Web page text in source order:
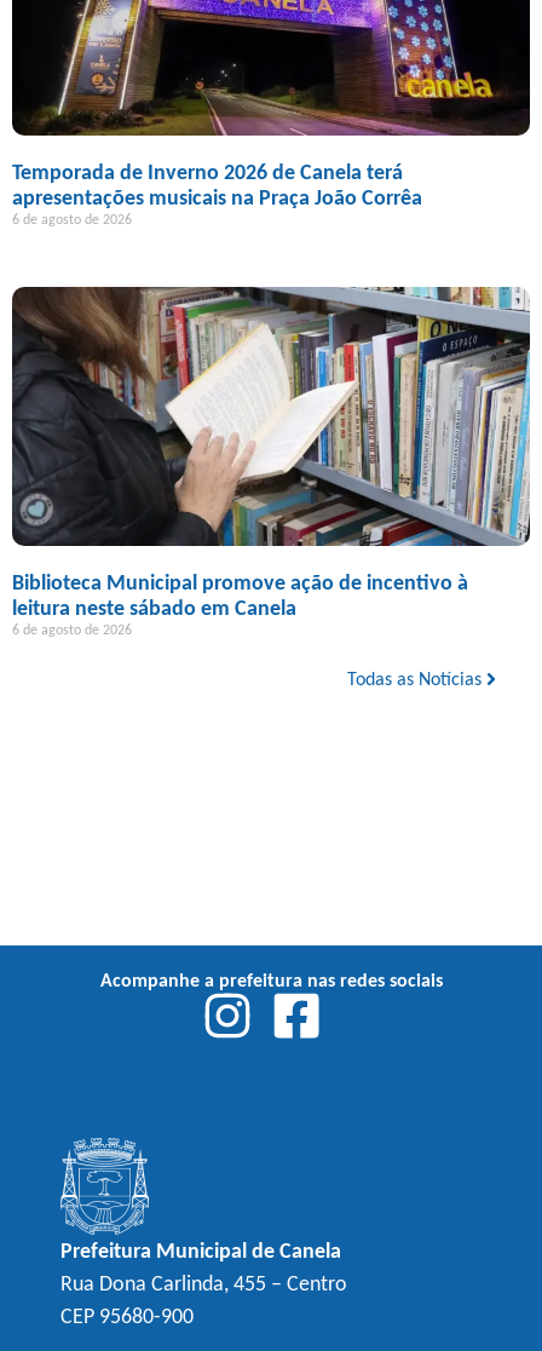
Temporada de Inverno 2026 de Canela terá
apresentações musicais na Praça João Corrêa
6 de agosto de 2026
Biblioteca Municipal promove ação de incentivo à
leitura neste sábado em Canela
6 de agosto de 2026
Todas as Notícias
Acompanhe a prefeitura nas redes sociais
Prefeitura Municipal de Canela
Rua Dona Carlinda, 455 – Centro
CEP 95680-900